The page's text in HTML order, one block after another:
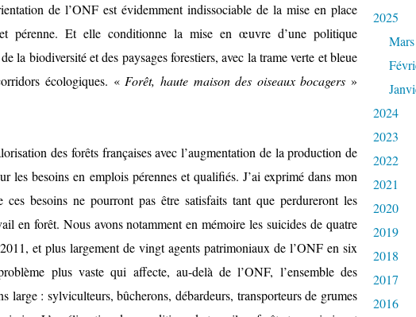
de l’ONF est évidemment indissociable de la mise en place
pérenne. Et elle conditionne la mise en œuvre d’une politique
la biodiversité et des paysages forestiers, avec la trame verte et bleue
écologiques. « Forêt, haute maison des oiseaux bocagers »
des forêts françaises avec l’augmentation de la production de
les besoins en emplois pérennes et qualifiés. J’ai exprimé dans mon
besoins ne pourront pas être satisfaits tant que perdureront les
en forêt. Nous avons notamment en mémoire les suicides de quatre
et plus largement de vingt agents patrimoniaux de l’ONF en six
plus vaste qui affecte, au-delà de l’ONF, l’ensemble des
large : sylviculteurs, bûcherons, débardeurs, transporteurs de grumes
2025
Mars
2024
2023
2022
2021
2020
2019
2018
2017
2016